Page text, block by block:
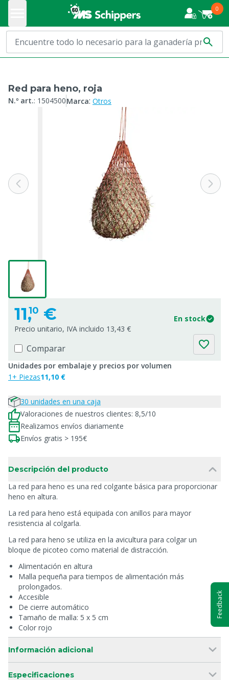
0
Red para heno, roja
N.º art.: 1504500Marca: Otros
11,10 €
En stock
Precio unitario, IVA incluido 13,43 €
Comparar
Unidades por embalaje y precios por volumen
1+ Piezas11,10 €
30 unidades en una caja
Valoraciones de nuestros clientes: 8,5/10
Realizamos envíos diariamente
Envíos gratis > 195€
Descripción del producto
La red para heno es una red colgante básica para proporcionar
heno en altura.
La red para heno está equipada con anillos para mayor
resistencia al colgarla.
La red para heno se utiliza en la avicultura para colgar un
bloque de picoteo como material de distracción.
Alimentación en altura
Malla pequeña para tiempos de alimentación más
prolongados.
Accesible
De cierre automático
Tamaño de malla: 5 x 5 cm
Color rojo
Información adicional
Especificaciones
Feedback